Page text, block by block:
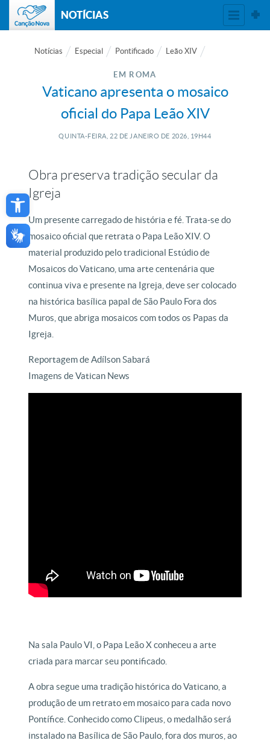
Open toolbar
NOTÍCIAS
Notícias Especial Pontificado Leão XIV
EM ROMA
Vaticano apresenta o mosaico
oficial do Papa Leão XIV
QUINTA-FEIRA, 22 DE JANEIRO DE 2026, 19H44
Obra preserva tradição secular da
Igreja
Um presente carregado de história e fé. Trata-se do
mosaico oficial que retrata o Papa Leão XIV. O
material produzido pelo tradicional Estúdio de
Mosaicos do Vaticano, uma arte centenária que
continua viva e presente na Igreja, deve ser colocado
na histórica basílica papal de São Paulo Fora dos
Muros, que abriga mosaicos com todos os Papas da
Igreja.
Reportagem de Adílson Sabará
Imagens de Vatican News
Na sala Paulo VI, o Papa Leão X conheceu a arte
criada para marcar seu pontificado.
A obra segue uma tradição histórica do Vaticano, a
produção de um retrato em mosaico para cada novo
Pontífice. Conhecido como Clipeus, o medalhão será
instalado na Basílica de São Paulo, fora dos muros, ao